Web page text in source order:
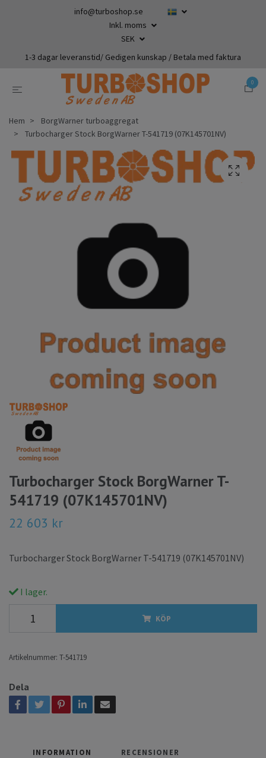
info@turboshop.se
Inkl. moms
SEK
1-3 dagar leveranstid/ Gedigen kunskap / Betala med faktura
0
Hem
BorgWarner turboaggregat
Turbocharger Stock BorgWarner T-541719 (07K145701NV)
Turbocharger Stock BorgWarner T-
541719 (07K145701NV)
22 603 kr
Turbocharger Stock BorgWarner T-541719 (07K145701NV)
I lager.
KÖP
Artikelnummer: T-541719
Dela
INFORMATION RECENSIONER